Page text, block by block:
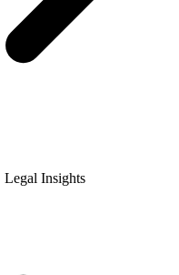
Legal Insights